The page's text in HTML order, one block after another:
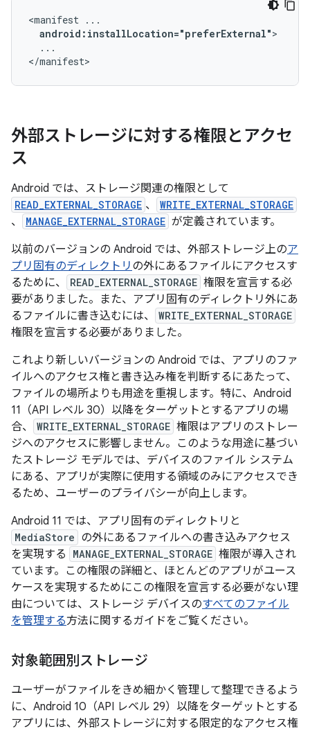
<manifest
android:installLocation="preferExternal"
...
</manifest>
外部ストレージに対する権限とアクセ
ス
Android では、ストレージ関連の権限として
READ_EXTERNAL_STORAGE 、 WRITE_EXTERNAL_STORAGE
、 MANAGE_EXTERNAL_STORAGE が定義されています。
以前のバージョンの Android では、外部ストレージ上のア
プリ固有のディレクトリ の外にあるファイルにアクセスす
るために、
READ_EXTERNAL_STORAGE 権限を宣言する必
要がありました。また、アプリ固有のディレクトリ外にあ
るファイルに書き込むには、
WRITE_EXTERNAL_STORAGE
権限を宣言する必要がありました。
これより新しいバージョンの Android では、アプリのファ
イルへのアクセス権と書き込み権を判断するにあたって、
ファイルの場所よりも用途を重視します。特に、Android
11（API レベル 30）以降をターゲットとするアプリの場
合、
WRITE_EXTERNAL_STORAGE 権限はアプリのストレー
ジへのアクセスに影響しません。このような用途に基づい
たストレージ モデルでは、デバイスのファイル システム
にある、アプリが実際に使用する領域のみにアクセスでき
るため、ユーザーのプライバシーが向上します。
Android 11 では、アプリ固有のディレクトリと
MediaStore の外にあるファイルへの書き込みアクセス
を実現する
MANAGE_EXTERNAL_STORAGE 権限が導入され
ています。この権限の詳細と、ほとんどのアプリがユース
ケースを実現するためにこの権限を宣言する必要がない理
由については、ストレージ デバイスのすべてのファイル
を管理する方法に関するガイドをご覧ください。
対象範囲別ストレージ
ユーザーがファイルをきめ細かく管理して整理できるよう
に、Android 10（API レベル 29）以降をターゲットとする
アプリには、外部ストレージに対する限定的なアクセス権